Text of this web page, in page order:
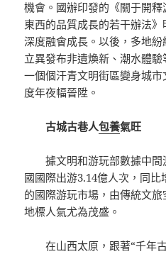
機會。國辦印發的《關于開
東西的品質成長的若干辦法
深度融會成長。以後，多地紛
立異發布非遺煥新、潮水體
一個個汗青文明街區變身城
度年夜幅晉陞。
古城古巷人包養氣旺
據文明和游玩部數據中
國國際出游3.14億人次，同比
的國際游玩市場，由傳統文
地標人氣尤為茂盛。
在山西太原，跟著“千年